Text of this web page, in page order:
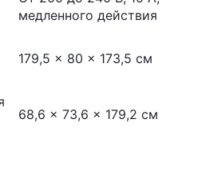
медленного действия
179,5 x 80 x 173,5 см
68,6 x 73,6 x 179,2 см